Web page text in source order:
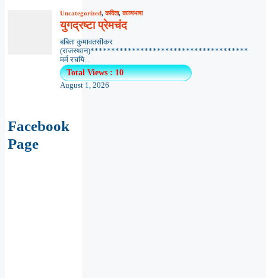
Uncategorized,कविता,काव्यभाषा
युगद्रष्टा प्रेमचंद
बबिता कुमावतसीकर
(राजस्थान)**************************************
मर्म रचयि...
Total Views : 10
August 1, 2026
Facebook
Page